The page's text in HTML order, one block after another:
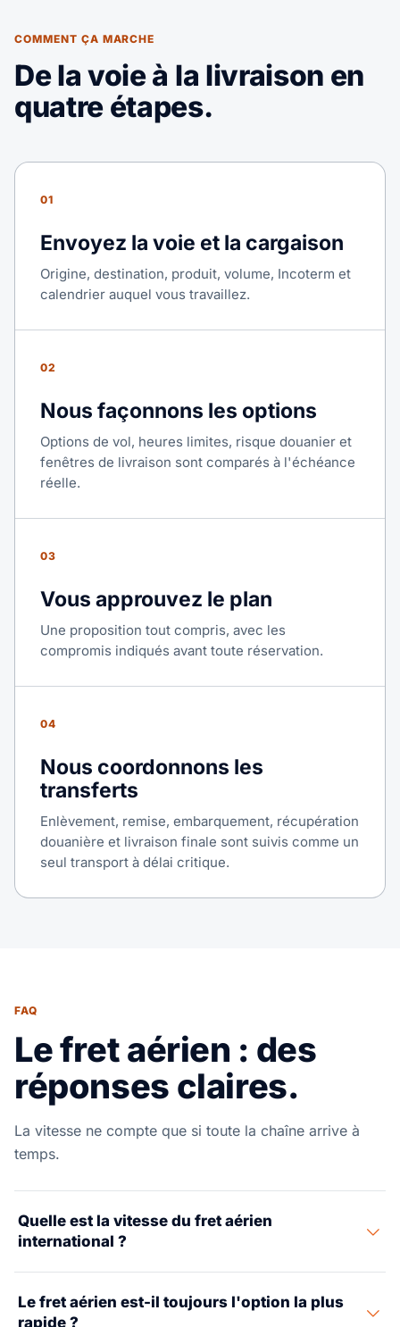
COMMENT ÇA MARCHE
De la voie à la livraison en
quatre étapes.
01
Envoyez la voie et la cargaison
Origine, destination, produit, volume, Incoterm et
calendrier auquel vous travaillez.
02
Nous façonnons les options
Options de vol, heures limites, risque douanier et
fenêtres de livraison sont comparés à l'échéance
réelle.
03
Vous approuvez le plan
Une proposition tout compris, avec les
compromis indiqués avant toute réservation.
04
Nous coordonnons les
transferts
Enlèvement, remise, embarquement, récupération
douanière et livraison finale sont suivis comme un
seul transport à délai critique.
FAQ
Le fret aérien : des
réponses claires.
La vitesse ne compte que si toute la chaîne arrive à
temps.
Quelle est la vitesse du fret aérien
international ?
fenêtre de 3 à 7 jours porte-à-porte, mais le délai exact
Le fret aérien est-il toujours l'option la plus
rapide ?